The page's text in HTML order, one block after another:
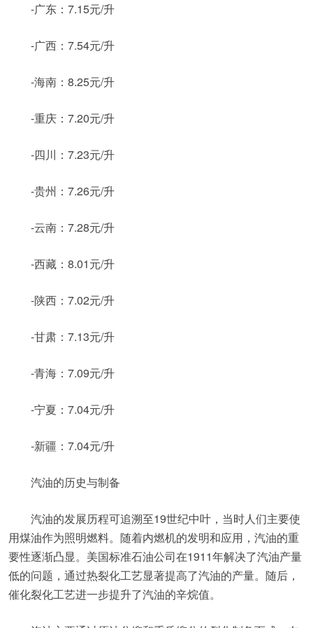
-广东：7.15元/升
-广西：7.54元/升
-海南：8.25元/升
-重庆：7.20元/升
-四川：7.23元/升
-贵州：7.26元/升
-云南：7.28元/升
-西藏：8.01元/升
-陕西：7.02元/升
-甘肃：7.13元/升
-青海：7.09元/升
-宁夏：7.04元/升
-新疆：7.04元/升
汽油的历史与制备
汽油的发展历程可追溯至19世纪中叶，当时人们主要使
用煤油作为照明燃料。随着内燃机的发明和应用，汽油的重
要性逐渐凸显。美国标准石油公司在1911年解决了汽油产量
低的问题，通过热裂化工艺显著提高了汽油的产量。随后，
催化裂化工艺进一步提升了汽油的辛烷值。